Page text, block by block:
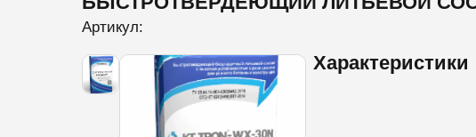
Артикул:
Характеристики